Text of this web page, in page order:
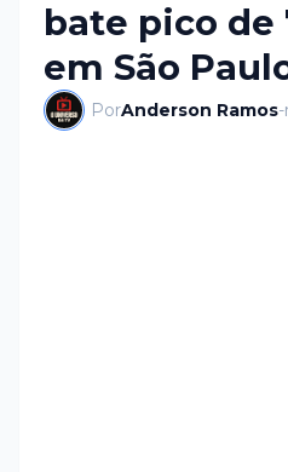
bate pico de
em São
PorAnderson Ramos-